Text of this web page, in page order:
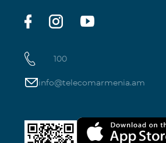
100
info@telecomarmenia.am